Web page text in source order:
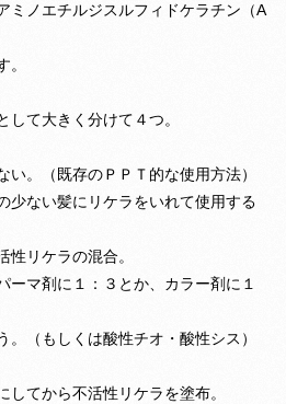
ノエチルジスルフィドケラチン（A
。
て大きく分けて４つ。
。（既存のＰＰＴ的な使用方法）
少ない髪にリケラをいれて使用する
リケラの混合。
ーマ剤に１：３とか、カラー剤に１
（もしくは酸性チオ・酸性シス）
てから不活性リケラを塗布。